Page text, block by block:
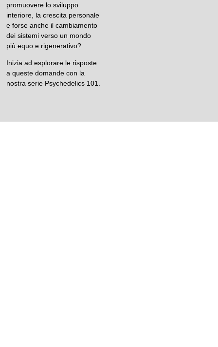
promuovere lo sviluppo
interiore, la crescita personale
e forse anche il cambiamento
dei sistemi verso un mondo
più equo e rigenerativo?
Inizia ad esplorare le risposte
a queste domande con la
nostra serie Psychedelics 101.